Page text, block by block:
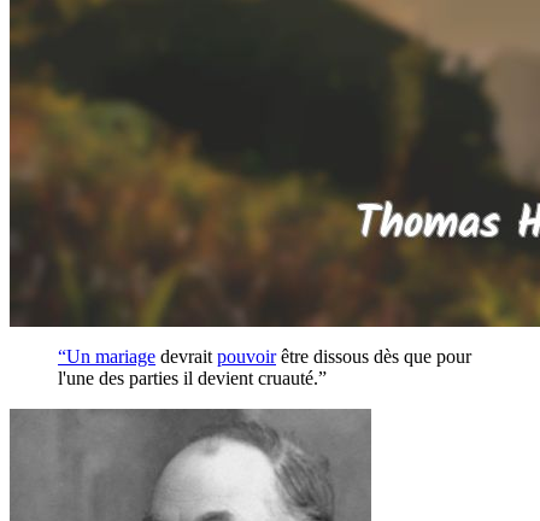
“Un mariage devrait pouvoirêtre dissous dès que pour
l'une des parties il devient cruauté.”